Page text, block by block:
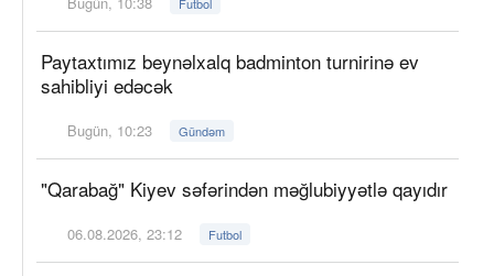
Paytaxtımız beynəlxalq badminton turnirinə ev
sahibliyi edəcək
Bugün, 10:23 Gündəm
"Qarabağ" Kiyev səfərindən məğlubiyyətlə qayıdır
06.08.2026, 23:12 Futbol